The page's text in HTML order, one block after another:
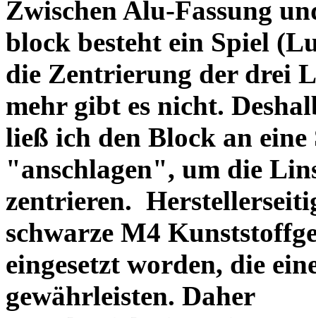
Zwischen Alu-Fassung
block besteht ein Spiel
die Zentrierung der drei
mehr gibt es nicht.
ließ ich den Block an eine
"anschlagen", um die
zentrieren.
schwarze M4
eingesetzt worden, die
gewährleisten. Daher